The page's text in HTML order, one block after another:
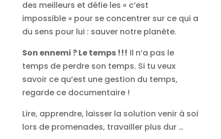
des meilleurs et défie les « c’est
impossible » pour se concentrer sur ce qui a
du sens pour lui : sauver notre planète.
Son ennemi ? Le temps !!! Il n’a pas le
temps de perdre son temps. Si tu veux
savoir ce qu’est une gestion du temps,
regarde ce documentaire !
Lire, apprendre, laisser la solution venir à soi
lors de promenades, travailler plus dur …